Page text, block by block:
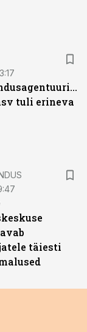
tuli erineva
täiesti